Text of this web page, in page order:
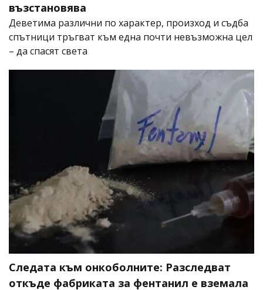
възстановява
Деветима различни по характер, произход и съдба
спътници тръгват към една почти невъзможна цел
– да спасят света
Следата към онкоболните: Разследват
откъде фабриката за фентанил е вземала